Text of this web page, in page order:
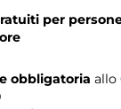
per
obbligatoria allo